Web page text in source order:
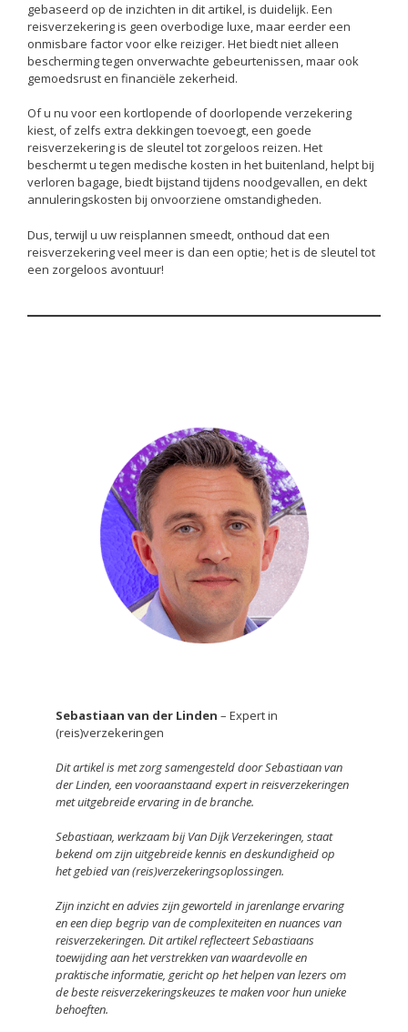
gebaseerd op de inzichten in dit artikel, is duidelijk. Een
reisverzekering is geen overbodige luxe, maar eerder een
onmisbare factor voor elke reiziger. Het biedt niet alleen
bescherming tegen onverwachte gebeurtenissen, maar ook
gemoedsrust en financiële zekerheid.
Of u nu voor een kortlopende of doorlopende verzekering
kiest, of zelfs extra dekkingen toevoegt, een goede
reisverzekering is de sleutel tot zorgeloos reizen. Het
beschermt u tegen medische kosten in het buitenland, helpt bij
verloren bagage, biedt bijstand tijdens noodgevallen, en dekt
annuleringskosten bij onvoorziene omstandigheden.
Dus, terwijl u uw reisplannen smeedt, onthoud dat een
reisverzekering veel meer is dan een optie; het is de sleutel tot
een zorgeloos avontuur!
Sebastiaan van der Linden – Expert in
(reis)verzekeringen
Dit artikel is met zorg samengesteld door Sebastiaan van
der Linden, een vooraanstaand expert in reisverzekeringen
met uitgebreide ervaring in de branche.
Sebastiaan, werkzaam bij Van Dijk Verzekeringen, staat
bekend om zijn uitgebreide kennis en deskundigheid op
het gebied van (reis)verzekeringsoplossingen.
Zijn inzicht en advies zijn geworteld in jarenlange ervaring
en een diep begrip van de complexiteiten en nuances van
reisverzekeringen. Dit artikel reflecteert Sebastiaans
toewijding aan het verstrekken van waardevolle en
praktische informatie, gericht op het helpen van lezers om
de beste reisverzekeringskeuzes te maken voor hun unieke
behoeften.